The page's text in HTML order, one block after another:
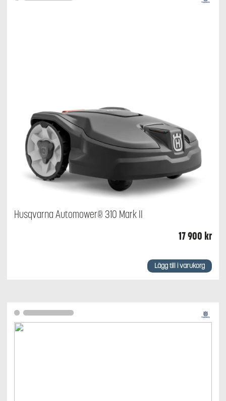
Husqvarna Automower® 310 Mark II
17 900 kr
Lägg till i varukorg